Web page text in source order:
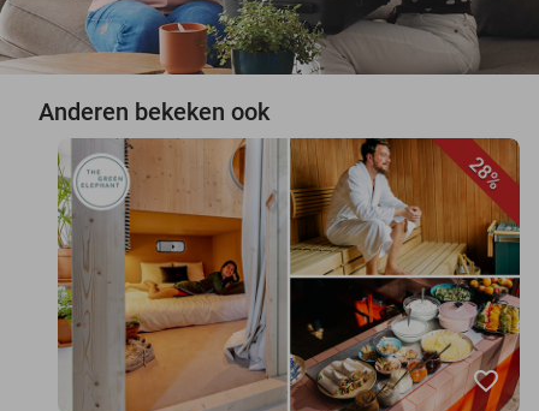
Anderen bekeken ook
28%
favorite_border